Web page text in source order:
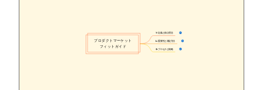
🎯 定義と核心理念 11
📈 重要性と測定方法 30
🔄 プロセスと戦略 44
プロダクトマーケット
フィットガイド